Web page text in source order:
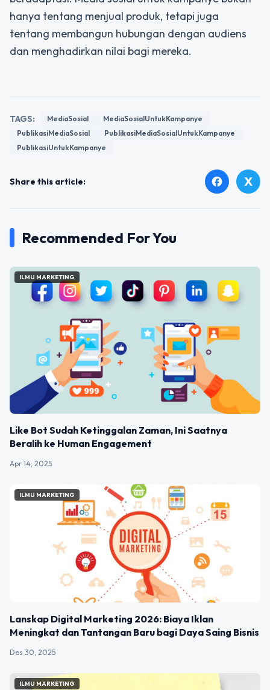
hanya tentang menjual produk, tetapi juga
tentang membangun hubungan dengan audiens
dan menghadirkan nilai bagi mereka.
TAGS: MediaSosial
MediaSosialUntukKampanye
PublikasiMediaSosial
PublikasiMediaSosialUntukKampanye
PublikasiUntukKampanye
Share this article: facebook X
Recommended For You
ILMU MARKETING
Like Bot Sudah Ketinggalan Zaman, Ini Saatnya
Beralih ke Human Engagement
Apr 14, 2025
ILMU MARKETING
Lanskap Digital Marketing 2026: Biaya Iklan
Meningkat dan Tantangan Baru bagi Daya Saing Bisnis
Des 30, 2025
ILMU MARKETING